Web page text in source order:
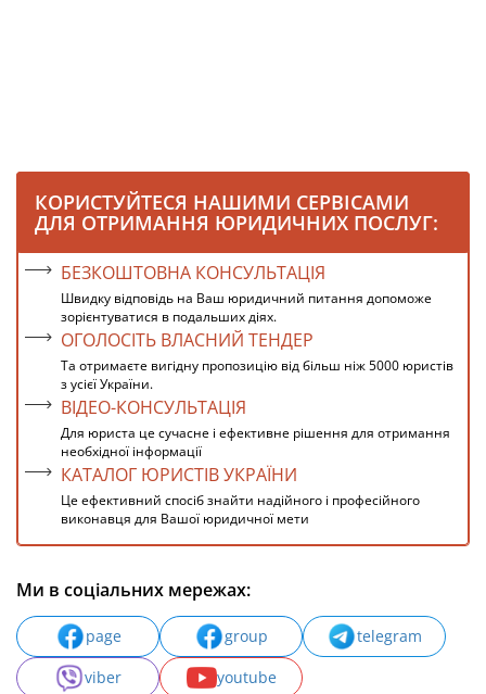
КОРИСТУЙТЕСЯ НАШИМИ СЕРВІСАМИ
ДЛЯ ОТРИМАННЯ ЮРИДИЧНИХ ПОСЛУГ:
БЕЗКОШТОВНА КОНСУЛЬТАЦІЯ
Швидку відповідь на Ваш юридичний питання допоможе
зорієнтуватися в подальших діях.
ОГОЛОСІТЬ ВЛАСНИЙ ТЕНДЕР
Та отримаєте вигідну пропозицію від більш ніж 5000 юристів
з усієї України.
ВІДЕО-КОНСУЛЬТАЦІЯ
Для юриста це сучасне і ефективне рішення для отримання
необхідної інформації
КАТАЛОГ ЮРИСТІВ УКРАЇНИ
Це ефективний спосіб знайти надійного і професійного
виконавця для Вашої юридичної мети
Ми в соціальних мережах:
page group
telegram
viber
youtube